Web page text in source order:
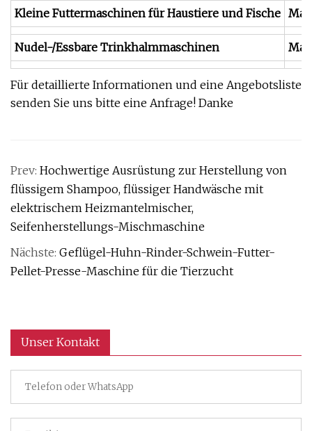
Kleine Futtermaschinen für Haustiere und Fische
Nudel-/Essbare Trinkhalmmaschinen
Für detaillierte Informationen und eine Angebotsliste
senden Sie uns bitte eine Anfrage! Danke
Prev: Hochwertige Ausrüstung zur Herstellung von
flüssigem Shampoo, flüssiger Handwäsche mit
elektrischem Heizmantelmischer,
Seifenherstellungs-Mischmaschine
Nächste: Geflügel-Huhn-Rinder-Schwein-Futter-
Pellet-Presse-Maschine für die Tierzucht
Unser Kontakt